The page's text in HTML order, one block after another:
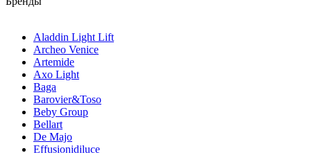
Aladdin Light Lift
Archeo Venice
Artemide
Axo Light
Baga
Barovier&Toso
Beby Group
Bellart
De Majo
Effusionidiluce